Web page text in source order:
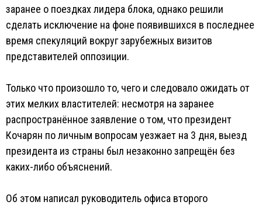
заранее о поездках лидера блока, однако решили
сделать исключение на фоне появившихся в последнее
время спекуляций вокруг зарубежных визитов
представителей оппозиции.
Только что произошло то, чего и следовало ожидать от
этих мелких властителей: несмотря на заранее
распространённое заявление о том, что президент
Кочарян по личным вопросам уезжает на 3 дня, выезд
президента из страны был незаконно запрещён без
каких-либо объяснений.
Об этом написал руководитель офиса второго